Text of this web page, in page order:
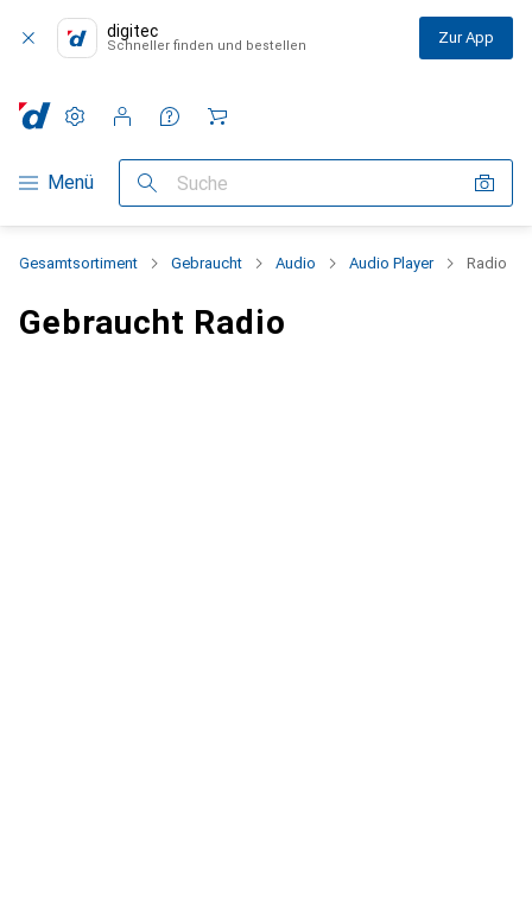
digitec
Schneller finden und bestellen Zur App
Navigation nach Kategorien
Menü Suche
Einstellungen
Kundenkonto
Vergleichslisten
Merklisten
Warenkorb
Gesamtsortiment Gebraucht Audio Audio Player Radio
Gebraucht Radio